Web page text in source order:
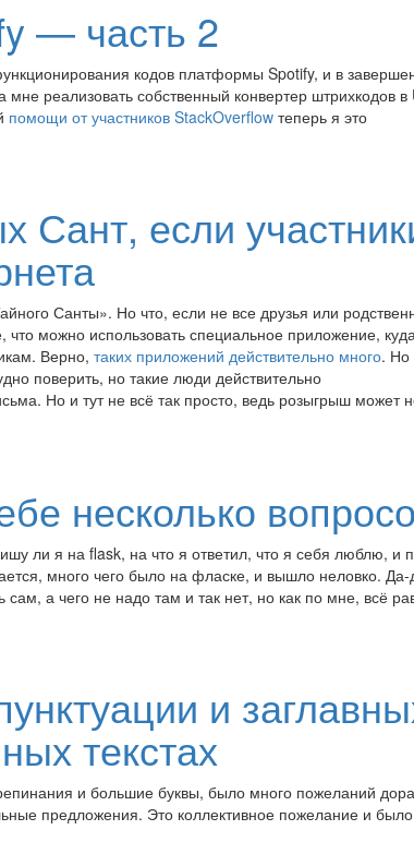
— часть 2
кодов платформы Spotify, и в
реализовать собственный конвертер штрихкодов в
помощи от участников StackOverflow теперь я это
Сант, если
Санты». Но что, если не все друзья или
можно использовать специальное приложение,
Верно, таких приложений действительно много. Но
поверить, но такие люди действительно
Но и тут не всё так просто, ведь розыгрыш может
несколько
ли я на flask, на что я ответил, что я себя люблю, и
много чего было на фласке, и вышло неловко. Да-
а чего не надо там и так нет, но как по мне, всё
и
текстах
и большие буквы, было много пожеланий
предложения. Это коллективное пожелание и было